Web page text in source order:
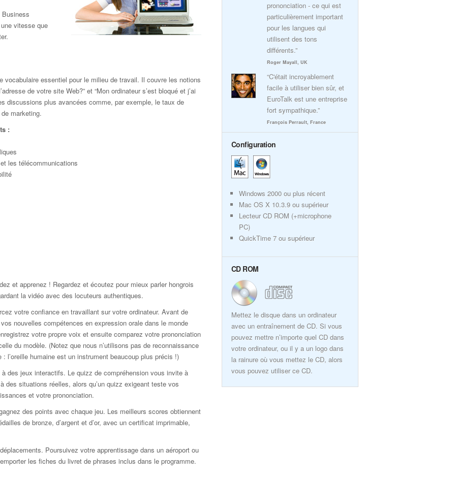
vitesse que
vocabulaire essentiel pour le milieu de travail. Il couvre les notions
de votre site Web?” et “Mon ordinateur s’est bloqué et j’ai
discussions plus avancées comme, par exemple, le taux de
marketing.
:
les télécommunications
et apprenez ! Regardez et écoutez pour mieux parler hongrois
la vidéo avec des locuteurs authentiques.
votre confiance en travaillant sur votre ordinateur. Avant de
nouvelles compétences en expression orale dans le monde
votre propre voix et ensuite comparez votre prononciation
du modèle. (Notez que nous n’utilisons pas de reconnaissance
: l’oreille humaine est un instrument beaucoup plus précis !)
à des jeux interactifs. Le quizz de compréhension vous invite à
des situations réelles, alors qu’un quizz exigeant teste vos
et votre prononciation.
des points avec chaque jeu. Les meilleurs scores obtiennent
de bronze, d’argent et d’or, avec un certificat imprimable,
Poursuivez votre apprentissage dans un aéroport ou
les fiches du livret de phrases inclus dans le programme.
prononciation - ce qui est
particulièrement important
pour les langues qui
utilisent des tons
différents.”
Roger Mayall, UK
“C'était incroyablement
facile à utiliser bien sûr, et
EuroTalk est une entreprise
fort sympathique.”
François Perrault, France
Configuration
Windows 2000 ou plus récent
Mac OS X 10.3.9 ou supérieur
Lecteur CD ROM (+microphone
PC)
QuickTime 7 ou supérieur
CD ROM
Mettez le disque dans un ordinateur
avec un entraînement de CD. Si vous
pouvez mettre n’importe quel CD dans
votre ordinateur, ou il y a un logo dans
la rainure où vous mettez le CD, alors
vous pouvez utiliser ce CD.